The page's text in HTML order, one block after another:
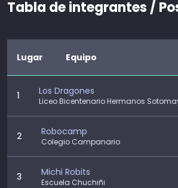
Tabla de integrantes /
Lugar Equipo
1 Los Dragones
Liceo Bicentenario Hermanos
2 Robocamp
Colegio Campanario
3 Michi Robits
Escuela Chuchiñi